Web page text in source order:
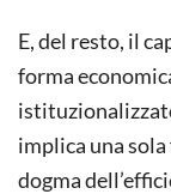
E, del resto, il
forma
implica una
dogma